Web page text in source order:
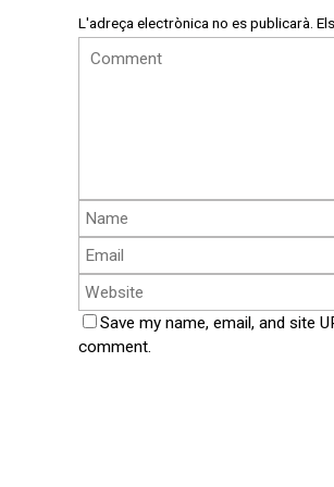
L'adreça electrònica no es publicarà.
Save my name, email, and site
comment.